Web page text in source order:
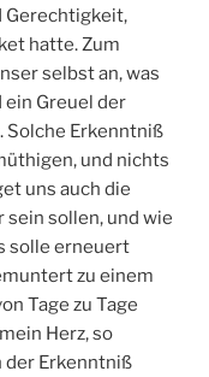
Gerechtigkeit,
hatte. Zum
selbst an, was
Greuel der
Solche Erkenntniß
und nichts
uns auch die
sein sollen, und wie
solle erneuert
zu einem
Tage zu Tage
Herz, so
der Erkenntniß